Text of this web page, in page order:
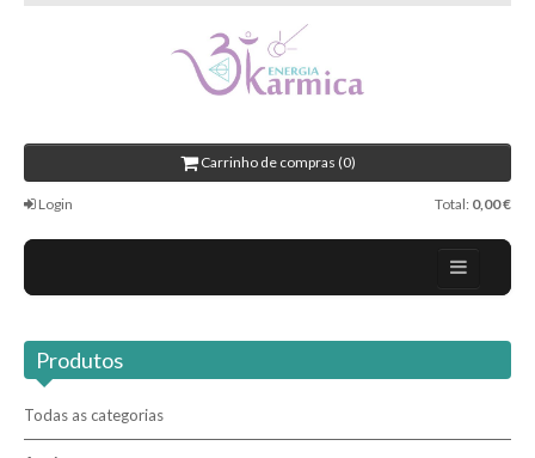
Carrinho de compras (0)
Login Total: 0,00 €
Novidades
Revenda / Profissionais
Produtos
Todas as categorias